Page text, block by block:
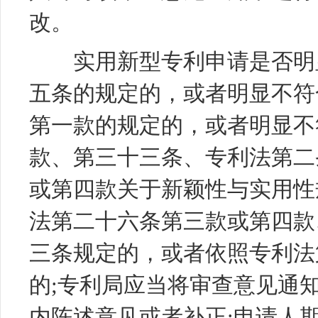
改。
实用新型专利申请是否明
五条的规定的，或者明显不
第一款的规定的，或者明显
款、第三十三条、专利法第
或第四款关于新颖性与实用
法第二十六条第三款或第四
三条规定的，或者依照专利
的;专利局应当将审查意见通